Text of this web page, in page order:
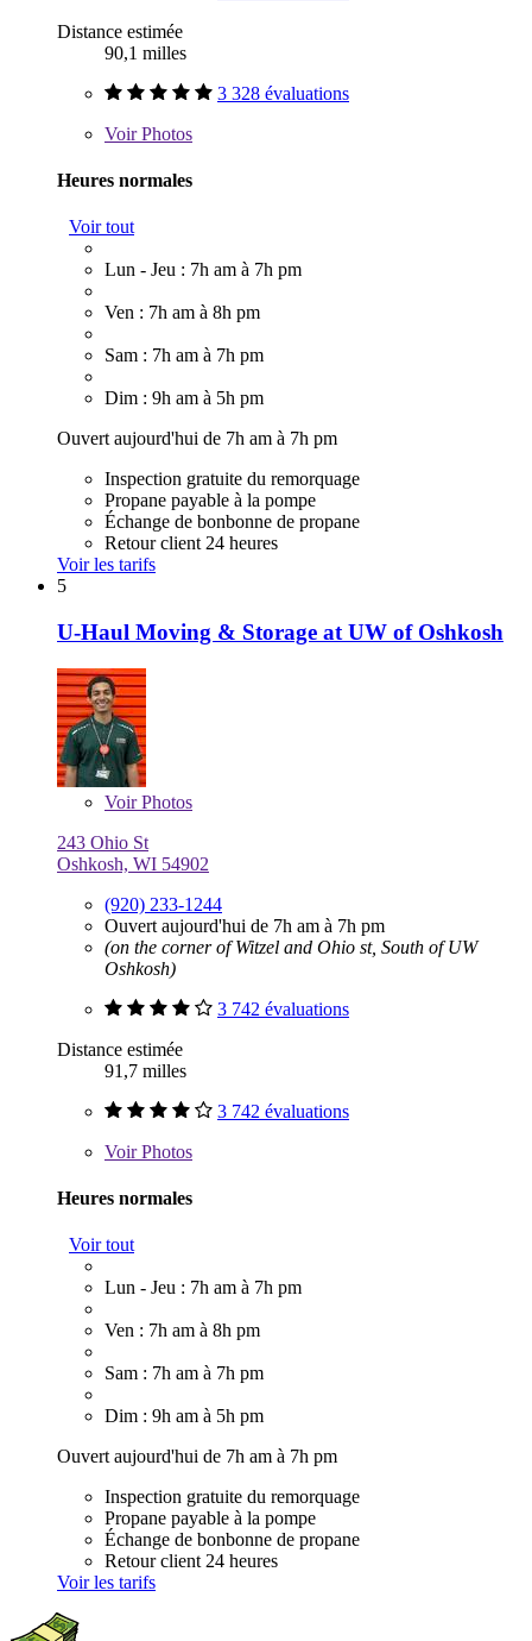
Distance estimée
90,1 milles
3 328 évaluations
VoirPhotos
Heures normales
Voir tout
Lun - Jeu : 7h am à 7h pm
Ven : 7h am à 8h pm
Sam : 7h am à 7h pm
Dim : 9h am à 5h pm
Ouvert aujourd'hui de 7h am à 7h pm
Inspection gratuite du remorquage
Propane payable à la pompe
Échange de bonbonne de propane
Retour client 24 heures
Voir les tarifs
5
U-Haul Moving & Storage at UW of Oshkosh
VoirPhotos
243 Ohio St
Oshkosh, WI 54902
(920) 233-1244
Ouvert aujourd'hui de 7h am à 7h pm
(on the corner of Witzel and Ohio st, South of UW
Oshkosh)
3 742 évaluations
Distance estimée
91,7 milles
3 742 évaluations
VoirPhotos
Heures normales
Voir tout
Lun - Jeu : 7h am à 7h pm
Ven : 7h am à 8h pm
Sam : 7h am à 7h pm
Dim : 9h am à 5h pm
Ouvert aujourd'hui de 7h am à 7h pm
Inspection gratuite du remorquage
Propane payable à la pompe
Échange de bonbonne de propane
Retour client 24 heures
Voir les tarifs